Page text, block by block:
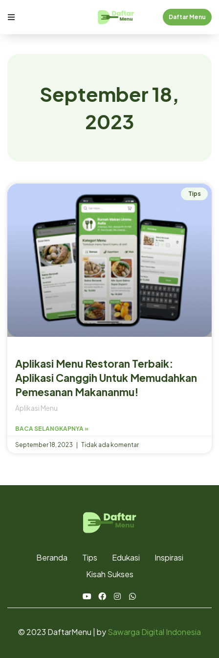
Daftar Menu
September 18,
2023
Tips
Aplikasi Menu Restoran Terbaik:
Aplikasi Canggih Untuk Memudahkan
Pemesanan Makananmu!
Aplikasi Menu
BACA SELANGKAPNYA »
September 18, 2023 Tidak ada komentar
Beranda Tips Edukasi
Inspirasi
Kisah Sukses
© 2023 DaftarMenu | bySawarga Digital Indonesia